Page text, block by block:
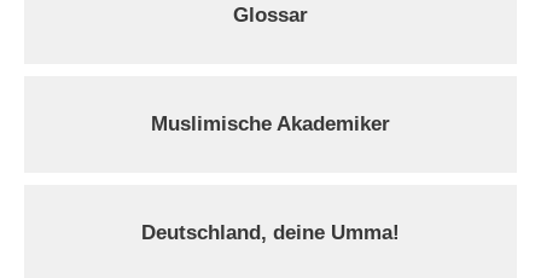
Glossar
Muslimische Akademiker
Deutschland, deine Umma!